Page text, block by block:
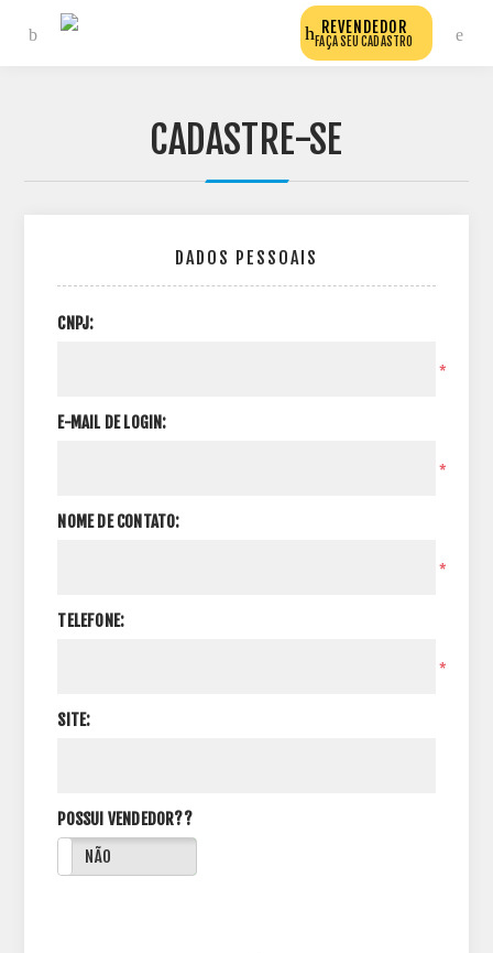
REVENDEDOR
FAÇA SEU CADASTRO
CADASTRE-SE
DADOS PESSOAIS
CNPJ:
*
E-MAIL DE LOGIN:
*
NOME DE CONTATO:
*
TELEFONE:
*
SITE:
POSSUI VENDEDOR??
NÃO